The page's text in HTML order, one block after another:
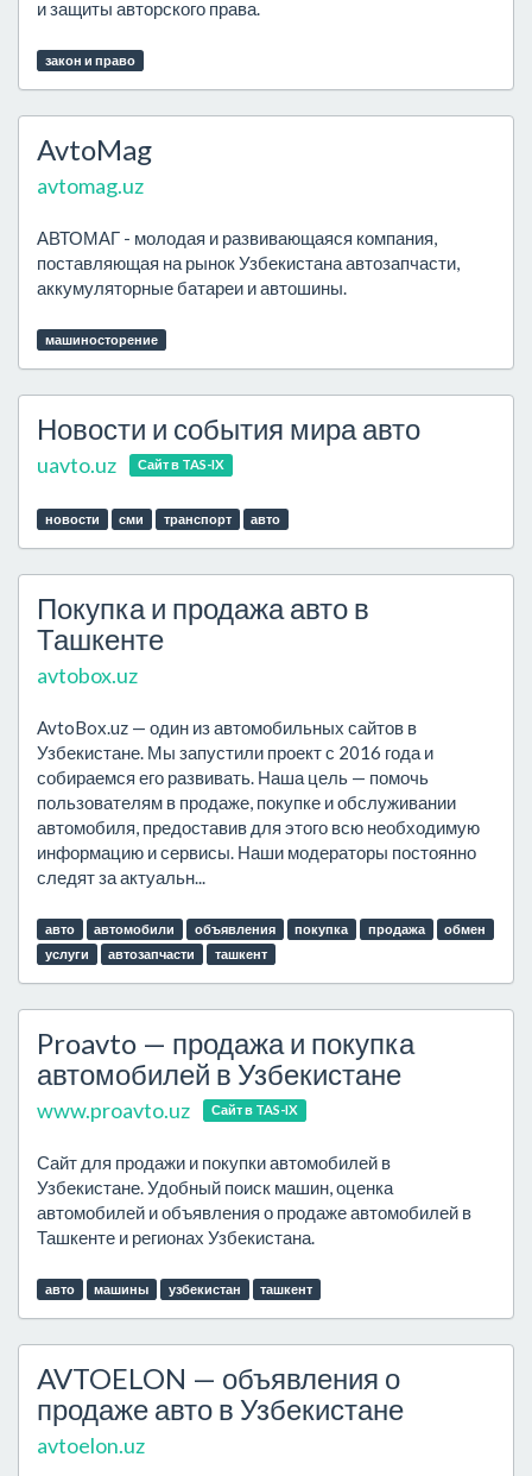
и защиты авторского права.
закон и право
AvtoMag
avtomag.uz
АВТОМАГ - молодая и развивающаяся компания,
поставляющая на рынок Узбекистана автозапчасти,
аккумуляторные батареи и автошины.
машиносторение
Новости и события мира авто
uavto.uz Сайт в TAS-IX
новости сми транспорт авто
Покупка и продажа авто в
Ташкенте
avtobox.uz
AvtoBox.uz — один из автомобильных сайтов в
Узбекистане. Мы запустили проект с 2016 года и
собираемся его развивать. Наша цель — помочь
пользователям в продаже, покупке и обслуживании
автомобиля, предоставив для этого всю необходимую
информацию и сервисы. Наши модераторы постоянно
следят за актуальн...
авто автомобили объявления покупка продажа
обмен
услуги
автозапчасти ташкент
Proavto — продажа и покупка
автомобилей в Узбекистане
www.proavto.uz Сайт в TAS-IX
Сайт для продажи и покупки автомобилей в
Узбекистане. Удобный поиск машин, оценка
автомобилей и объявления о продаже автомобилей в
Ташкенте и регионах Узбекистана.
авто машины узбекистан ташкент
AVTOELON — объявления о
продаже авто в Узбекистане
avtoelon.uz